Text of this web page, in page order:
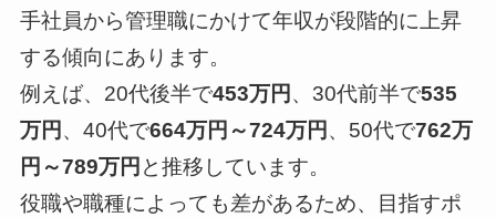
手社員から管理職にかけて年収が段階的に上昇
する傾向にあります。
例えば、20代後半で453万円 、30代前半で535
万円 、40代で664万円～724万円 、50代で762万
円～789万円 と推移しています。
役職や職種によっても差があるため、目指すポ